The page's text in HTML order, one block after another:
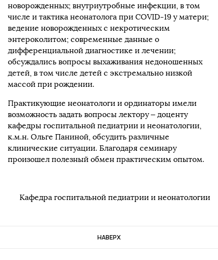
новорожденных; внутриутробные инфекции, в том
числе и тактика неонатолога при COVID-19 у матери;
ведение новорожденных с некротическим
энтероколитом; современные данные о
дифференциальной диагностике и лечении;
обсуждались вопросы выхаживания недоношенных
детей, в том числе детей с экстремально низкой
массой при рождении.
Практикующие неонатологи и ординаторы имели
возможность задать вопросы лектору – доценту
кафедры госпитальной педиатрии и неонатологии,
к.м.н. Ольге Паниной, обсудить различные
клинические ситуации. Благодаря семинару
произошел полезный обмен практическим опытом.
Кафедра госпитальной педиатрии и неонатологии
НАВЕРХ